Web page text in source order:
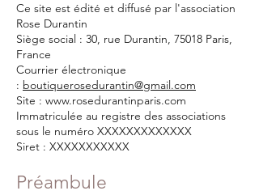
Ce site est édité et diffusé par l'association
Rose Durantin
Siège social : 30, rue Durantin, 75018 Paris,
France
Courrier électronique
: boutiquerosedurantin@gmail.com
Site : www.rosedurantinparis.com
Immatriculée au registre des associations
sous le numéro XXXXXXXXXXXXX
Siret : XXXXXXXXXXX
Préambule